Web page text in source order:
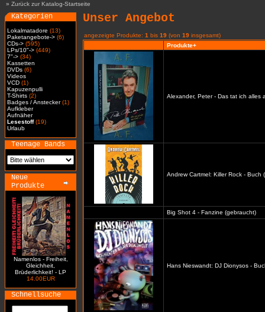
» Zurück zur Katalog-Startseite
Kategorien
Lokalmatadore (13)
Paketangebote-> (6)
CDs-> (595)
LPs/10"-> (449)
7"-> (34)
Kassetten
DVDs (6)
Videos
VCD (1)
Kapuzenpulli
T-Shirts (2)
Badges / Anstecker(1)
Aufkleber
Aufnäher
Lesestoff(19)
Urlaub
Teenage Bands
Neue
Produkte
Namenlos - Freiheit,
Gleichheit,
Brüderlichkeit! - LP
14.00EUR
Schnellsuche
Unser Angebot
angezeigte Produkte: 1 bis 19 (von 19 insgesamt)
Produkte+
Alexander, Peter - Das tat ich alles
Andrew Cartmel: Killer Rock - Buch
Big Shot 4 - Fanzine (gebraucht)
Hans Nieswandt: DJ Dionysos -